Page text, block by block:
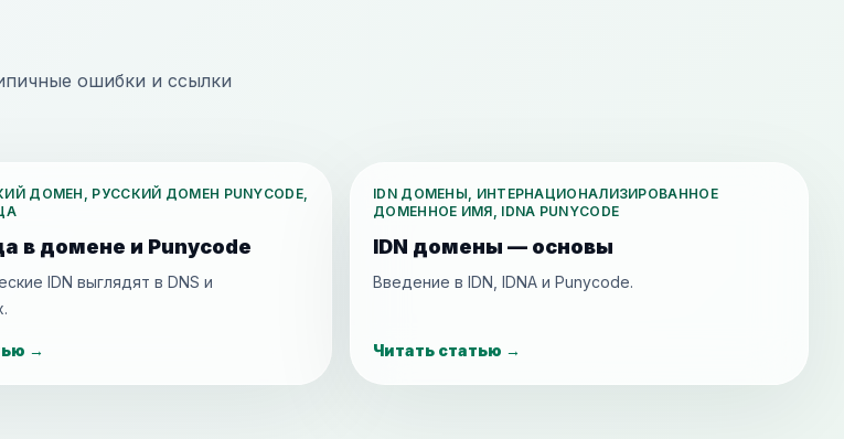
ошибки и ссылки
ДОМЕН, РУССКИЙ ДОМЕН PUNYCODE,
в домене и Punycode
IDN выглядят в DNS и
→
IDN ДОМЕНЫ, ИНТЕРНАЦИОНАЛИЗИРОВАННОЕ
ДОМЕННОЕ ИМЯ, IDNA PUNYCODE
IDN домены — основы
Введение в IDN, IDNA и Punycode.
Читать статью →